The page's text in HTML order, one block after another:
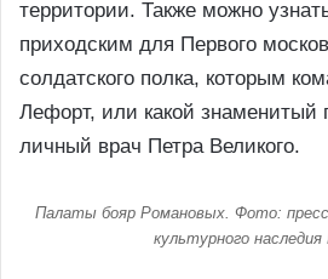
территории. Также можно
приходским для Первого
солдатского полка, которым
Лефорт, или какой знаменитый
личный врач Петра Великого.
Палаты бояр Романовых. Фото:
культурного